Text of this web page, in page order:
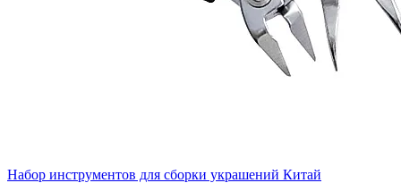
Набор инструментов для сборки украшений Китай